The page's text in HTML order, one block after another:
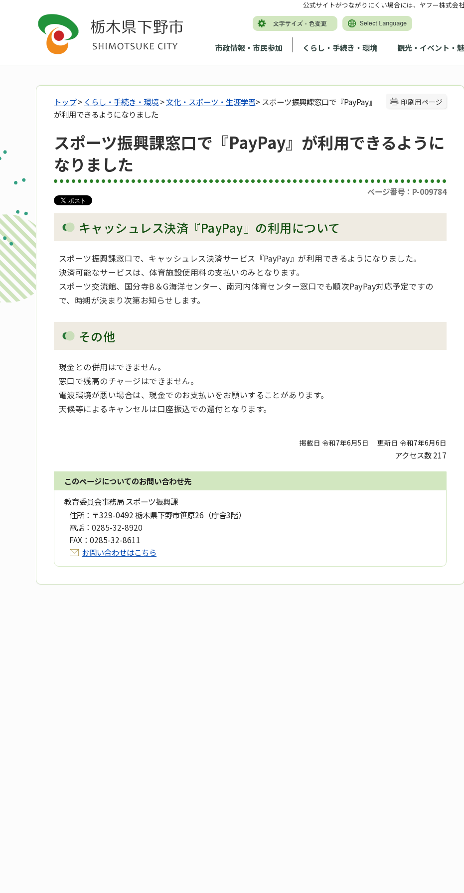
市政情報・市民参加 くらし・手続き・環境 観光・イベント・
公式サイトがつながりにくい場合には、ヤフー株式会
印刷用ページ
トップ> くらし・手続き・環境>文化・スポーツ・生涯学習> スポーツ振興課窓口で『PayPay』
が利用できるようになりました
スポーツ振興課窓口で『PayPay』が利用できるように
なりました
ページ番号：P-009784
キャッシュレス決済『PayPay』の利用について
スポーツ振興課窓口で、キャッシュレス決済サービス『PayPay』が利用できるようになりました。
決済可能なサービスは、体育施設使用料の支払いのみとなります。
スポーツ交流館、国分寺B＆G海洋センター、南河内体育センター窓口でも順次PayPay対応予定ですの
で、時期が決まり次第お知らせします。
その他
現金との併用はできません。
窓口で残高のチャージはできません。
電波環境が悪い場合は、現金でのお支払いをお願いすることがあります。
天候等によるキャンセルは口座振込での還付となります。
掲載日 令和7年6月5日 更新日 令和7年6月6日
アクセス数217
このページについてのお問い合わせ先
教育委員会事務局 スポーツ振興課
住所： 〒329-0492 栃木県下野市笹原26（庁舎3階）
電話： 0285-32-8920
FAX： 0285-32-8611
お問い合わせはこちら